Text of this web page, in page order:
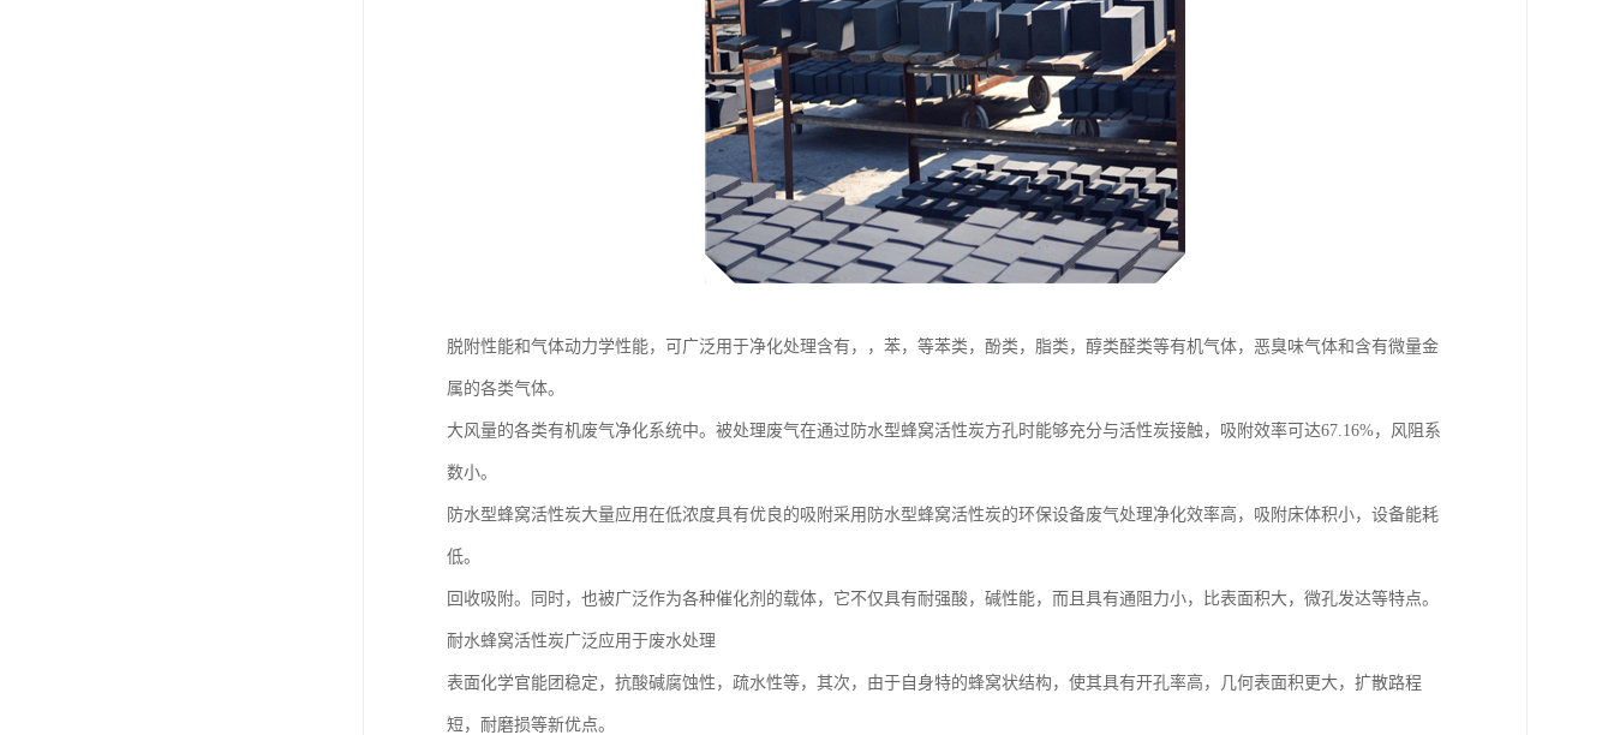
脱附性能和气体动力学性能，可广泛用于净化处理含有，，苯，等苯类，酚类，脂类，醇类醛类等有机气体，恶臭味气体和含有微量金
属的各类气体。
大风量的各类有机废气净化系统中。被处理废气在通过防水型蜂窝活性炭方孔时能够充分与活性炭接触，吸附效率可达67.16%，风阻系
数小。
防水型蜂窝活性炭大量应用在低浓度具有优良的吸附采用防水型蜂窝活性炭的环保设备废气处理净化效率高，吸附床体积小，设备能耗
低。
回收吸附。同时，也被广泛作为各种催化剂的载体，它不仅具有耐强酸，碱性能，而且具有通阻力小，比表面积大，微孔发达等特点。
耐水蜂窝活性炭广泛应用于废水处理
表面化学官能团稳定，抗酸碱腐蚀性，疏水性等，其次，由于自身特的蜂窝状结构，使其具有开孔率高，几何表面积更大，扩散路程
短，耐磨损等新优点。